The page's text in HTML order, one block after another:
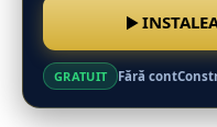
GRATUIT Fără cont